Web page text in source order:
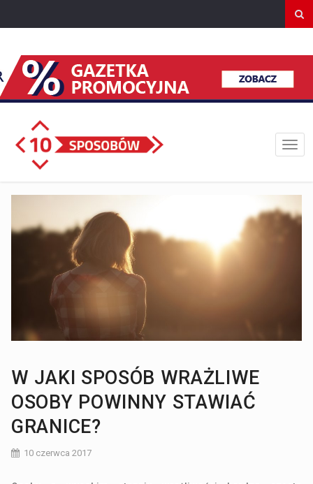
W JAKI SPOSÓB WRAŻLIWE
OSOBY POWINNY STAWIAĆ
GRANICE?
10 czerwca 2017